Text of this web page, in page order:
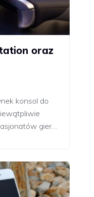
oraz
konsol do
gier…